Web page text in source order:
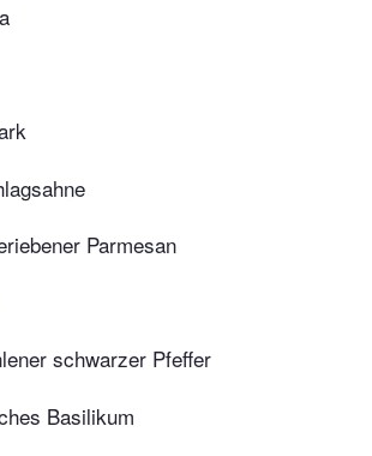
Parmesan
schwarzer Pfeffer
Basilikum